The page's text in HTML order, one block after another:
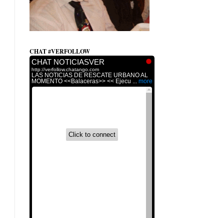
CHAT #VERFOLLOW